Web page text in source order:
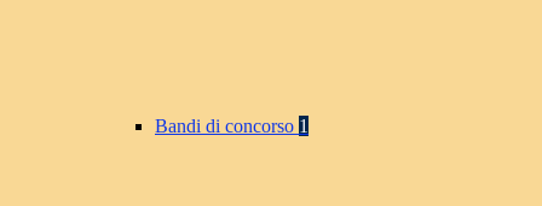
Bandi di concorso 1